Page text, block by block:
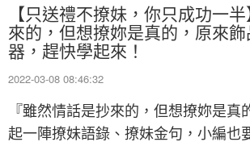
【只送禮不撩妹，你只成功一
來的，但想撩妳是真的，原來
器，趕快學起來！
2022-03-08 08:46:32
『雖然情話是抄來的，但想撩妳是真
起一陣撩妹語錄、撩妹金句，小編也